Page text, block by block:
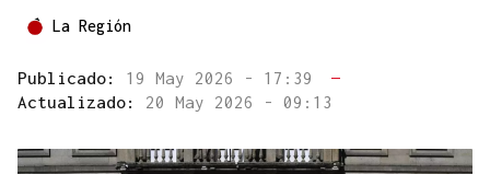
La Región
Publicado: 19 May 2026 - 17:39
—
Actualizado: 20 May 2026 - 09:13